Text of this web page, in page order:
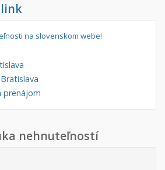
link
na slovenskom webe!
prenájom
nehnuteľností